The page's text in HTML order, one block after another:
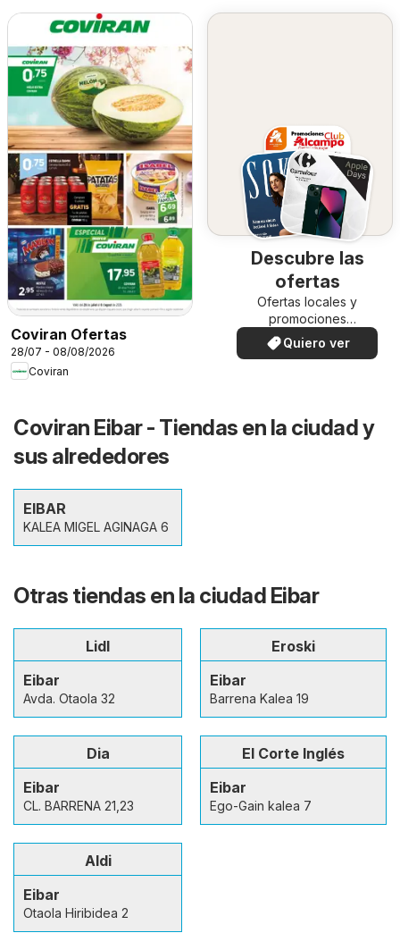
Coviran Ofertas
28/07 - 08/08/2026
Coviran
Descubre las
ofertas
Ofertas locales y
promociones
especiales.
Quiero ver
Coviran Eibar - Tiendas en la ciudad y
sus alrededores
EIBAR
KALEA MIGEL AGINAGA 6
Otras tiendas en la ciudad Eibar
Lidl
Eibar
Avda. Otaola 32
Eroski
Eibar
Barrena Kalea 19
Dia
Eibar
CL. BARRENA 21,23
El Corte Inglés
Eibar
Ego-Gain kalea 7
Aldi
Eibar
Otaola Hiribidea 2